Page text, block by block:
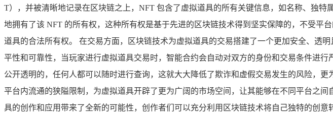
T），并被清晰地记录在区块链之上，NFT 包含了虚拟道具的所有关键信息，如名称、独
地拥有了该 NFT 的所有权，这种所有权是基于先进的区块链技术得到坚实保障的，不受
道具的合法所有权。 在交易方面，区块链技术为虚拟道具的交易搭建了一个更加安全、透
平性和可靠性，当玩家进行虚拟道具交易时，智能合约会自动对双方的身份和交易条件进
公开透明的，任何人都可以随时进行查询，这就大大降低了欺诈和虚假交易发生的风险，
平台内流通的狭隘限制，为虚拟道具开辟了更为广阔的市场空间，让其能够在不同平台之
具的创作和应用带来了全新的可能性，创作者们可以充分利用区块链技术将自己独特的创